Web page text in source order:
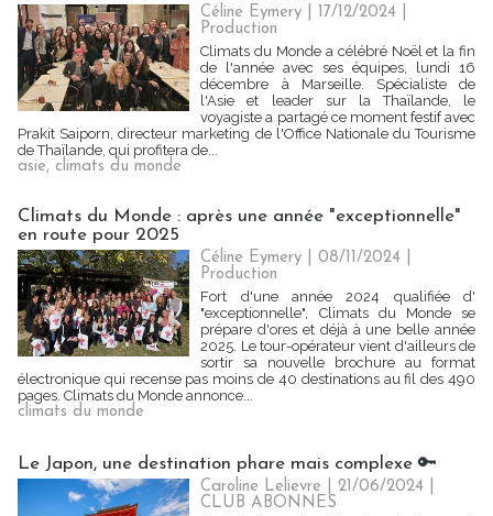
Céline Eymery | 17/12/2024
Production
Climats du Monde a célébré Noël et la fin
de l'année avec ses équipes, lundi 16
décembre à Marseille. Spécialiste de
l'Asie et leader sur la Thaïlande, le
voyagiste a partagé ce moment festif avec
Prakit Saiporn, directeur marketing de l'Office Nationale du Tourisme
de Thaïlande, qui profitera de...
asie, climats du monde
Climats du Monde : après une année "exceptionnelle"
en route pour 2025
Céline Eymery | 08/11/2024
Production
Fort d'une année 2024 qualifiée d'
"exceptionnelle", Climats du Monde se
prépare d'ores et déjà à une belle année
2025. Le tour-opérateur vient d'ailleurs de
sortir sa nouvelle brochure au format
électronique qui recense pas moins de 40 destinations au fil des 490
pages. Climats du Monde annonce...
climats du monde
Le Japon, une destination phare mais complexe 🔑
Caroline Lelievre | 21/06/2024
CLUB ABONNES